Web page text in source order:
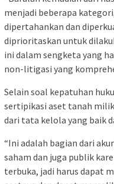
menjadi beberapa
dipertahankan dan
diprioritaskan untuk
ini dalam sengketa yang
non-litigasi yang
Selain soal kepatuhan
sertipikasi aset tanah
dari tata kelola yang baik
“Ini adalah bagian dari
saham dan juga publik
terbuka, jadi harus dapat